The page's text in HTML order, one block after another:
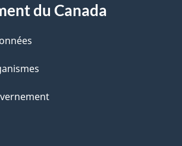
du Canada